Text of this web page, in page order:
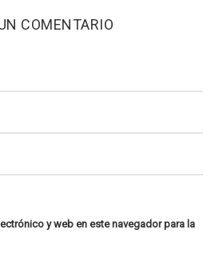
COMENTARIO
y web en este navegador para la